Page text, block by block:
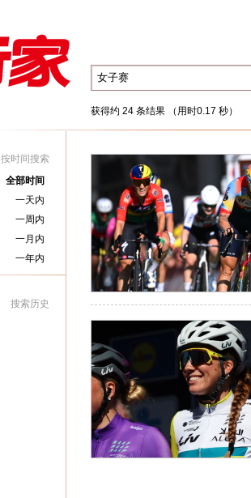
获得约 24 条结果 （用时0.17 秒）
按时间搜索
全部时间
一天内
一周内
一月内
一年内
搜索历史